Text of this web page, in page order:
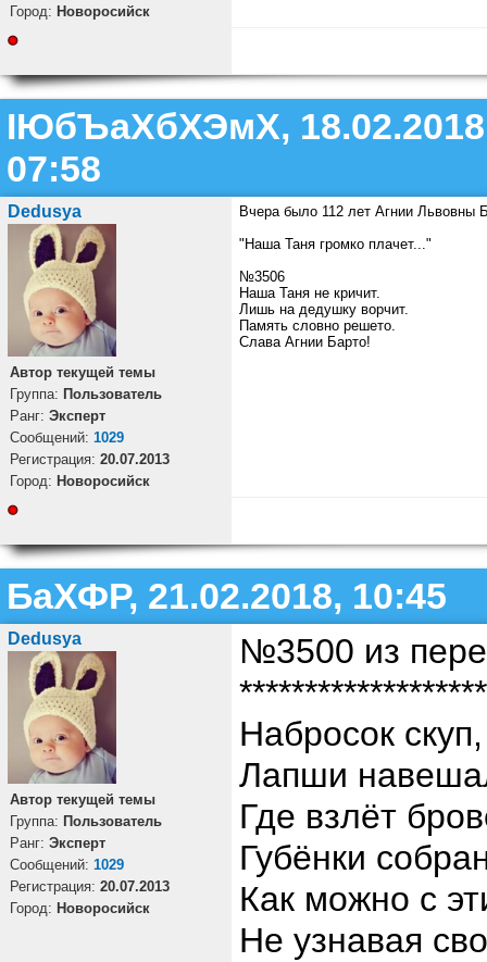
Город: Новоросийск
ІЮбЪаХбХЭмХ,
07:58
Dedusya
Автор текущей темы
Группа: Пользователь
Ранг: Эксперт
Cообщений: 1029
Регистрация: 20.07.2013
Город: Новоросийск
Вчера было 112 лет Агнии Львовны
"Наша Таня громко плачет..."
№3506
Наша Таня не кричит.
Лишь на дедушку ворчит.
Память словно решето.
Слава Агнии Барто!
БаХФР, 21.02.2018, 10:45
Dedusya
Автор текущей темы
Группа: Пользователь
Ранг: Эксперт
Cообщений: 1029
Регистрация: 20.07.2013
Город: Новоросийск
№3500 из
*******************
Набросок
Лапши
Где взлёт
Губёнки
Как можно с
Не узнавая